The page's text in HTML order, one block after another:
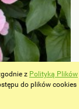
z Polityką Plików
do plików cookies